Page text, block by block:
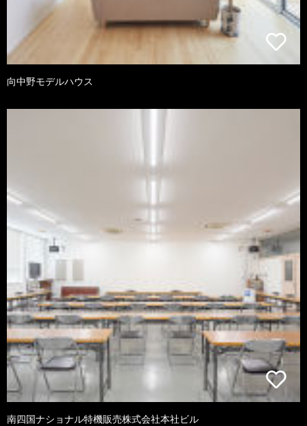
向中野モデルハウス
南四国ナショナル特機販売株式会社本社ビル